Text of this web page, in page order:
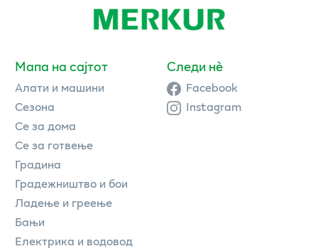
Мапа на сајтот
Алати и машини
Сезона
Се за дома
Се за готвење
Градина
Градежништво и бои
Ладење и греење
Бањи
Електрика и водовод
Следи нè
Facebook
Instagram